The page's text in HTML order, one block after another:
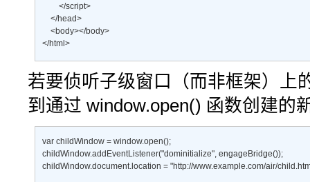
        </script>
    </head>
    <body></body>
</html>
若要侦听子级窗口（而非框架）上
到通过 window.open() 函数创建的
var childWindow = window.open();
childWindow.addEventListener("dominitialize", engageBridge());
childWindow.document.location = "http://www.example.com/air/